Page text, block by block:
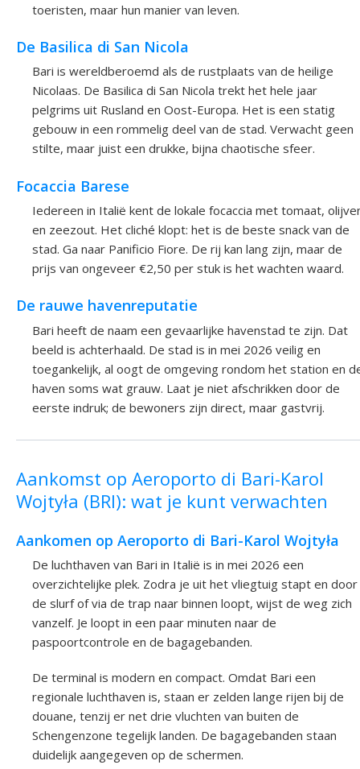
toeristen, maar hun manier van leven.
De Basilica di San Nicola
Bari is wereldberoemd als de rustplaats van de heilige
Nicolaas. De Basilica di San Nicola trekt het hele jaar
pelgrims uit Rusland en Oost-Europa. Het is een statig
gebouw in een rommelig deel van de stad. Verwacht geen
stilte, maar juist een drukke, bijna chaotische sfeer.
Focaccia Barese
Iedereen in Italië kent de lokale focaccia met tomaat,
en zeezout. Het cliché klopt: het is de beste snack van de
stad. Ga naar Panificio Fiore. De rij kan lang zijn, maar de
prijs van ongeveer €2,50 per stuk is het wachten waard.
De rauwe havenreputatie
Bari heeft de naam een gevaarlijke havenstad te zijn. Dat
beeld is achterhaald. De stad is in mei 2026 veilig en
toegankelijk, al oogt de omgeving rondom het station en
haven soms wat grauw. Laat je niet afschrikken door de
eerste indruk; de bewoners zijn direct, maar gastvrij.
Aankomst op Aeroporto di Bari-Karol
Wojtyła (BRI): wat je kunt verwachten
Aankomen op Aeroporto di Bari-Karol Wojtyła
De luchthaven van Bari in Italië is in mei 2026 een
overzichtelijke plek. Zodra je uit het vliegtuig stapt en door
de slurf of via de trap naar binnen loopt, wijst de weg zich
vanzelf. Je loopt in een paar minuten naar de
paspoortcontrole en de bagagebanden.
De terminal is modern en compact. Omdat Bari een
regionale luchthaven is, staan er zelden lange rijen bij de
douane, tenzij er net drie vluchten van buiten de
Schengenzone tegelijk landen. De bagagebanden staan
duidelijk aangegeven op de schermen.